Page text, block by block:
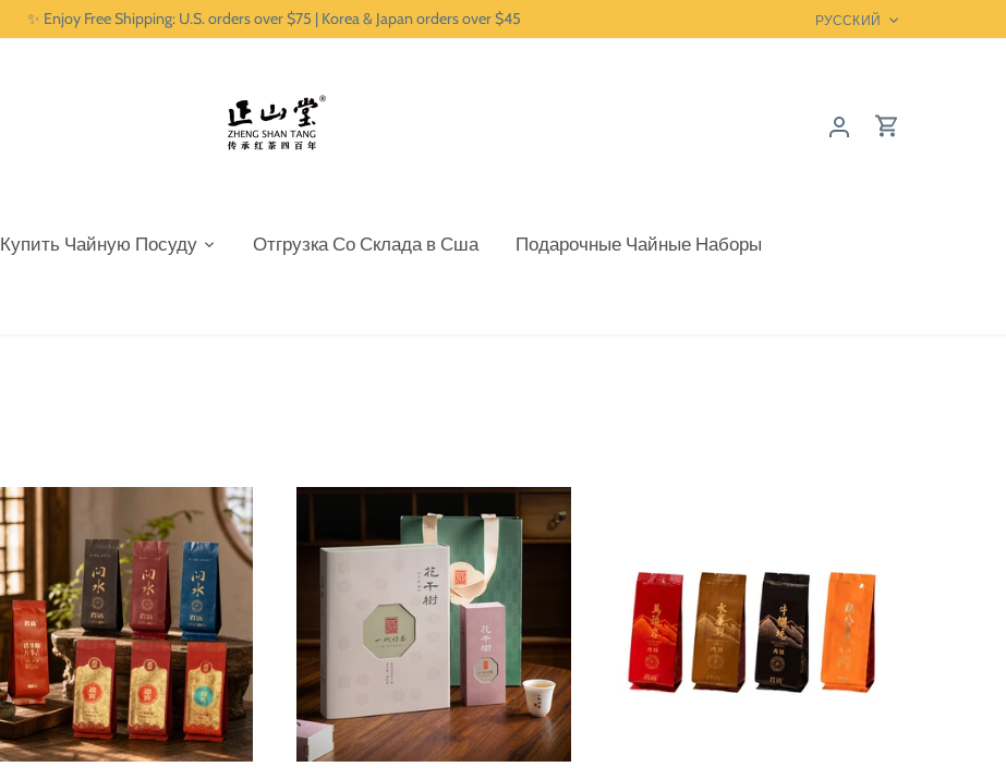
✨ Enjoy Free Shipping: U.S. orders over $75 | Korea & Japan orders over $45 Language
РУССКИЙ
Купить Чайную Посуду Отгрузка Со Склада в Сша Подарочные Чайные Наборы